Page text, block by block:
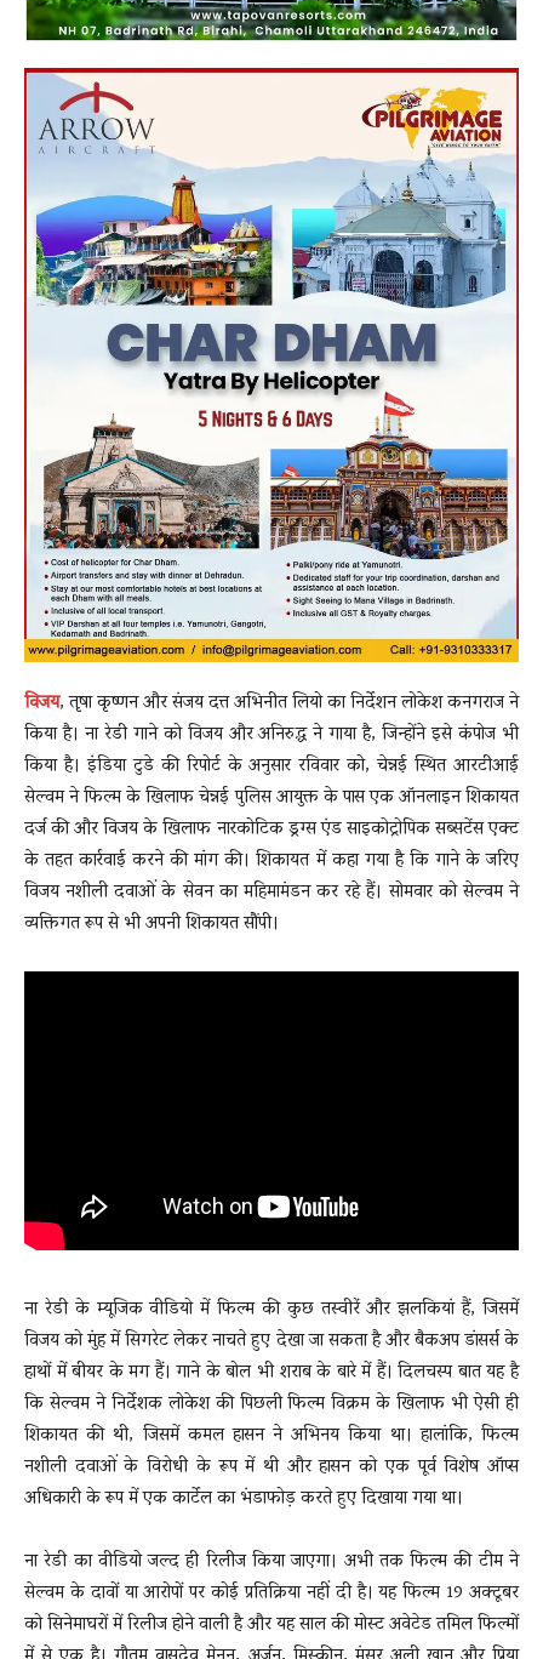
विजय, तृषा कृष्णन और संजय दत्त अभिनीत लियो का निर्देशन लोकेश कनगराज ने
किया है। ना रेडी गाने को विजय और अनिरुद्ध ने गाया है, जिन्होंने इसे कंपोज भी
किया है। इंडिया टुडे की रिपोर्ट के अनुसार रविवार को, चेन्नई स्थित आरटीआई
सेल्वम ने फिल्म के खिलाफ चेन्नई पुलिस आयुक्त के पास एक ऑनलाइन शिकायत
दर्ज की और विजय के खिलाफ नारकोटिक ड्रग्स एंड साइकोट्रोपिक सब्सटेंस एक्ट
के तहत कार्रवाई करने की मांग की। शिकायत में कहा गया है कि गाने के जरिए
विजय नशीली दवाओं के सेवन का महिमामंडन कर रहे हैं। सोमवार को सेल्वम ने
व्यक्तिगत रूप से भी अपनी शिकायत सौंपी।
ना रेडी के म्यूजिक वीडियो में फिल्म की कुछ तस्वीरें और झलकियां हैं, जिसमें
विजय को मुंह में सिगरेट लेकर नाचते हुए देखा जा सकता है और बैकअप डांसर्स के
हाथों में बीयर के मग हैं। गाने के बोल भी शराब के बारे में हैं। दिलचस्प बात यह है
कि सेल्वम ने निर्देशक लोकेश की पिछली फिल्म विक्रम के खिलाफ भी ऐसी ही
शिकायत की थी, जिसमें कमल हासन ने अभिनय किया था। हालांकि, फिल्म
नशीली दवाओं के विरोधी के रूप में थी और हासन को एक पूर्व विशेष ऑप्स
अधिकारी के रूप में एक कार्टेल का भंडाफोड़ करते हुए दिखाया गया था।
ना रेडी का वीडियो जल्द ही रिलीज किया जाएगा। अभी तक फिल्म की टीम ने
सेल्वम के दावों या आरोपों पर कोई प्रतिक्रिया नहीं दी है। यह फिल्म 19 अक्टूबर
को सिनेमाघरों में रिलीज होने वाली है और यह साल की मोस्ट अवेटेड तमिल फिल्मों